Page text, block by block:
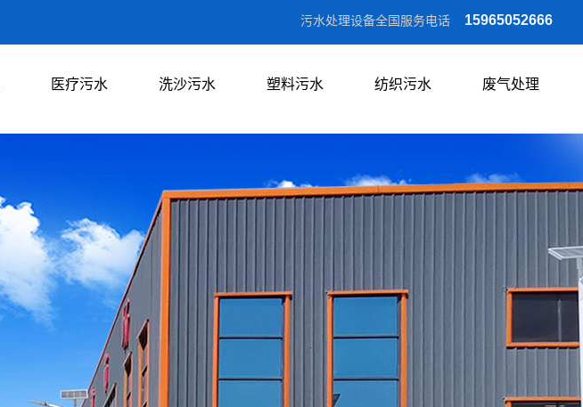
污水处理设备全国服务电话 15965052666
医疗污水 洗沙污水 塑料污水 纺织污水 废气处理